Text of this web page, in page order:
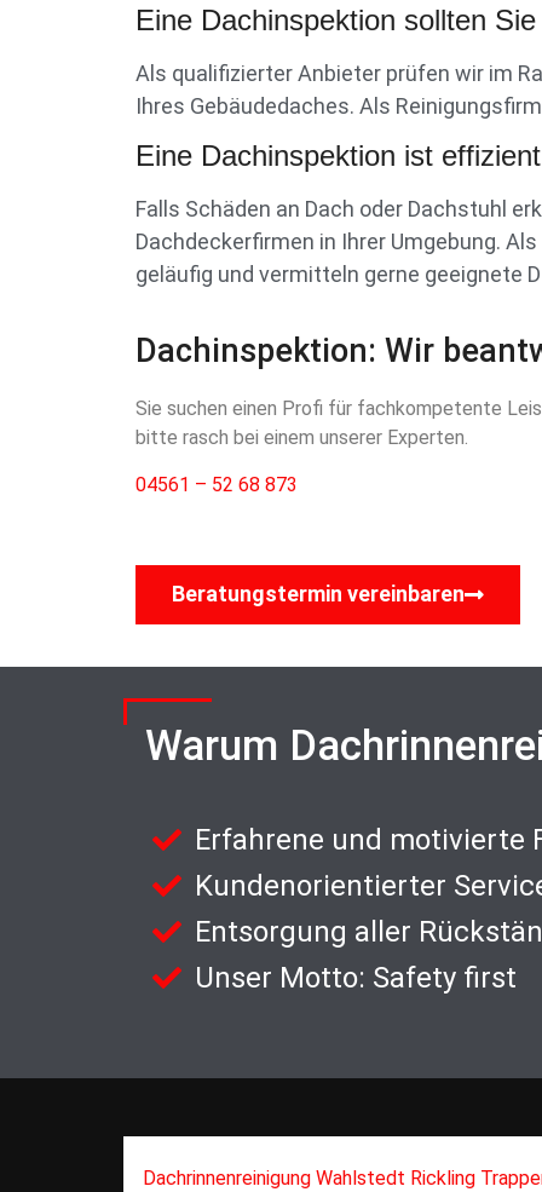
Eine Dachinspektion sollten
Als qualifizierter Anbieter prüfen wir im
Ihres Gebäudedaches. Als
Eine Dachinspektion ist
Falls Schäden an Dach oder Dachstuhl
Dachdeckerfirmen in Ihrer Umgebung.
geläufig und vermitteln gerne geeignete
Dachinspektion: Wir
Sie suchen einen Profi für fachkompetente
bitte rasch bei einem unserer Experten.
04561 – 52 68 873
Beratungstermin vereinbaren
Warum
Erfahrene und motivierte
Kundenorientierter
Entsorgung aller
Unser Motto: Safety first
Dachrinnenreinigung Wahlstedt Rickling